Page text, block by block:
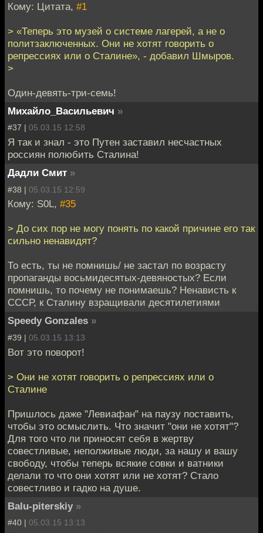
Кому: Цитата, #1
> «Теперь это музей о системе лагерей, а не о
политзаключенных. Они не хотят говорить о
репрессиях или о Сталине», - добавил Шмыров.
>
Один-девять-три-семь!
Михайло_Васильевич »
#37 | 05.03.15 12:58
Я так и знал - это Путен заставил несчастных
россиян полюбить Сталина!
Дадли Смит »
#38 | 05.03.15 12:59
Кому: S0L, #35
> До сих пор не могу понять по какой причине его так
сильно ненавидят?
То есть, ты не помнишь/ не застал по возрасту
пропаганды восьмидесятых-девяностых? Если
помнишь, то почему не понимаешь? Ненависть к
СССР, к Сталину взращивали десятилетиями
Speedy Gonzales »
#39 | 05.03.15 13:13
Вот это поворот!
> Они не хотят говорить о репрессиях или о
Сталине
Пришлось даже "Левиафан" на паузу поставить,
чтобы это осмыслить. Что значит "они не хотят"?
Для того что ли приносят себя в жертву
совестливые, неполживые люди, за нашу и вашу
свободу, чтобы теперь всякие совки и ватники
делали то что они хотят или не хотят? Стало
совестливо и гадко на душе.
Balu-piterskiy »
#40 | 05.03.15 13:13